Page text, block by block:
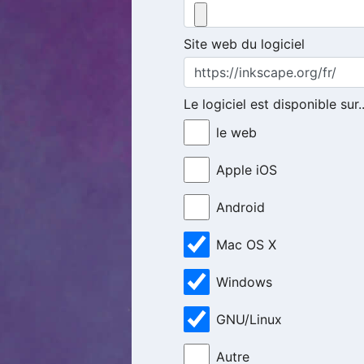
Site web du logiciel
Le logiciel est disponible
le web
Apple iOS
Android
Mac OS X
Windows
GNU/Linux
Autre